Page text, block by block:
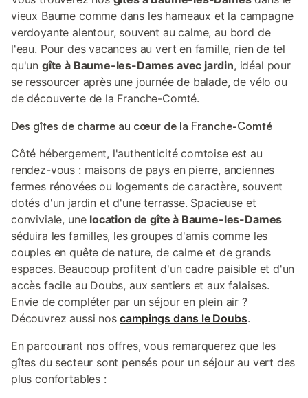
vieux Baume comme dans les hameaux et la campagne
verdoyante alentour, souvent au calme, au bord de
l'eau. Pour des vacances au vert en famille, rien de tel
qu'un gîte à Baume-les-Dames avec jardin, idéal pour
se ressourcer après une journée de balade, de vélo ou
de découverte de la Franche-Comté.
Des gîtes de charme au cœur de la Franche-Comté
Côté hébergement, l'authenticité comtoise est au
rendez-vous : maisons de pays en pierre, anciennes
fermes rénovées ou logements de caractère, souvent
dotés d'un jardin et d'une terrasse. Spacieuse et
conviviale, une location de gîte à Baume-les-Dames
séduira les familles, les groupes d'amis comme les
couples en quête de nature, de calme et de grands
espaces. Beaucoup profitent d'un cadre paisible et d'un
accès facile au Doubs, aux sentiers et aux falaises.
Envie de compléter par un séjour en plein air ?
Découvrez aussi noscampings dans le Doubs.
En parcourant nos offres, vous remarquerez que les
gîtes du secteur sont pensés pour un séjour au vert des
plus confortables :